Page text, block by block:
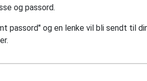
og passord.
passord" og en lenke vil bli sendt til